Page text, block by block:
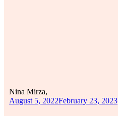
Nina Mirza,
August 5, 2022February 23, 2023